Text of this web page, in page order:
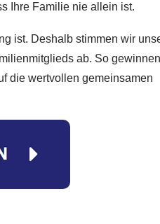
Ihre Familie nie allein ist.
ist. Deshalb stimmen wir
ab. So
die wertvollen gemeinsamen